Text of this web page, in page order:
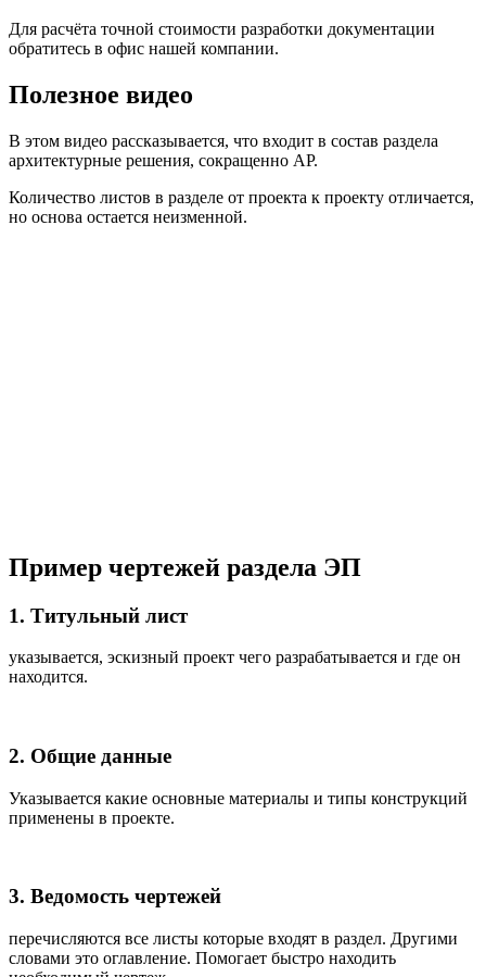
Для расчёта точной стоимости разработки документации
обратитесь в офис нашей компании.
Полезное видео
В этом видео рассказывается, что входит в состав раздела
архитектурные решения, сокращенно АР.
Количество листов в разделе от проекта к проекту отличается,
но основа остается неизменной.
Пример чертежей раздела ЭП
1. Титульный лист
указывается, эскизный проект чего разрабатывается и где он
находится.
2. Общие данные
Указывается какие основные материалы и типы конструкций
применены в проекте.
3. Ведомость чертежей
перечисляются все листы которые входят в раздел. Другими
словами это оглавление. Помогает быстро находить